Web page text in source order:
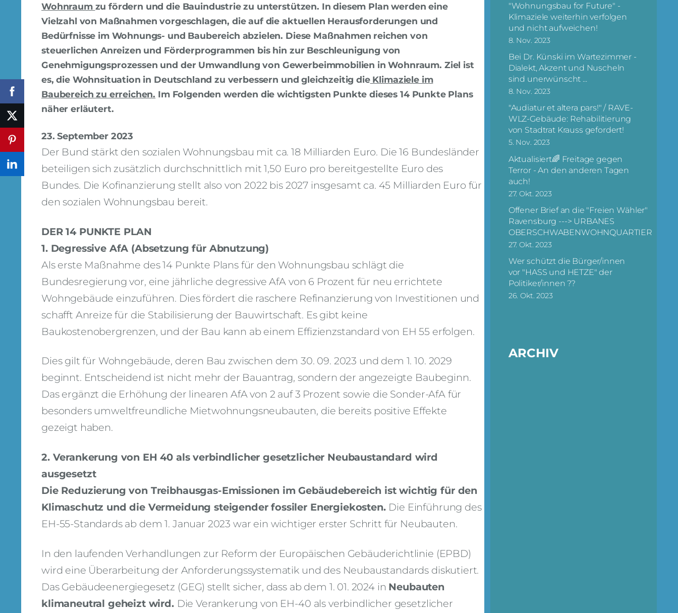
"Wohnungsbau for Future" -
Klimaziele weiterhin verfolgen
und nicht aufweichen!
8. Nov. 2023
Bei Dr. Künski im Wartezimmer -
Dialekt, Akzent und Nuscheln
sind unerwünscht ...
8. Nov. 2023
"Audiatur et altera pars!" / RAVE-
WLZ-Gebäude: Rehabilitierung
von Stadtrat Krauss gefordert!
5. Nov. 2023
Aktualisiert🌈 Freitage gegen
Terror - An den anderen Tagen
auch!
27. Okt. 2023
Offener Brief an die "Freien Wähler"
Ravensburg ---> URBANES
OBERSCHWABENWOHNQUARTIER
27. Okt. 2023
Wer schützt die Bürger/innen
vor "HASS und HETZE" der
Politiker/innen ??
26. Okt. 2023
ARCHIV
Wohnraum zu fördern und die Bauindustrie zu unterstützen. In diesem Plan werden eine
Vielzahl von Maßnahmen vorgeschlagen, die auf die aktuellen Herausforderungen und
Bedürfnisse im Wohnungs- und Baubereich abzielen. Diese Maßnahmen reichen von
steuerlichen Anreizen und Förderprogrammen bis hin zur Beschleunigung von
Genehmigungsprozessen und der Umwandlung von Gewerbeimmobilien in Wohnraum. Ziel ist
es, die Wohnsituation in Deutschland zu verbessern und gleichzeitig dieKlimaziele im
Baubereich zu erreichen. Im Folgenden werden die wichtigsten Punkte dieses 14 Punkte Plans
näher erläutert.
23. September 2023
Der Bund stärkt den sozialen Wohnungsbau mit ca. 18 Milliarden Euro. Die 16 Bundesländer
beteiligen sich zusätzlich durchschnittlich mit 1,50 Euro pro bereitgestellte Euro des
Bundes. Die Kofinanzierung stellt also von 2022 bis 2027 insgesamt ca. 45 Milliarden Euro für
den sozialen Wohnungsbau bereit.
DER 14 PUNKTE PLAN
1. Degressive AfA (Absetzung für Abnutzung)
Als erste Maßnahme des 14 Punkte Plans für den Wohnungsbau schlägt die
Bundesregierung vor, eine jährliche degressive AfA von 6 Prozent für neu errichtete
Wohngebäude einzuführen. Dies fördert die raschere Refinanzierung von Investitionen und
schafft Anreize für die Stabilisierung der Bauwirtschaft. Es gibt keine
Baukostenobergrenzen, und der Bau kann ab einem Effizienzstandard von EH 55 erfolgen.
Dies gilt für Wohngebäude, deren Bau zwischen dem 30. 09. 2023 und dem 1. 10. 2029
beginnt. Entscheidend ist nicht mehr der Bauantrag, sondern der angezeigte Baubeginn.
Das ergänzt die Erhöhung der linearen AfA von 2 auf 3 Prozent sowie die Sonder-AfA für
besonders umweltfreundliche Mietwohnungsneubauten, die bereits positive Effekte
gezeigt haben.
2. Verankerung von EH 40 als verbindlicher gesetzlicher Neubaustandard wird
ausgesetzt
Die Reduzierung von Treibhausgas-Emissionen im Gebäudebereich ist wichtig für den
Klimaschutz und die Vermeidung steigender fossiler Energiekosten. Die Einführung des
EH-55-Standards ab dem 1. Januar 2023 war ein wichtiger erster Schritt für Neubauten.
In den laufenden Verhandlungen zur Reform der Europäischen Gebäuderichtlinie (EPBD)
wird eine Überarbeitung der Anforderungssystematik und des Neubaustandards diskutiert.
Das Gebäudeenergiegesetz (GEG) stellt sicher, dass ab dem 1. 01. 2024 in Neubauten
klimaneutral geheizt wird. Die Verankerung von EH-40 als verbindlicher gesetzlicher